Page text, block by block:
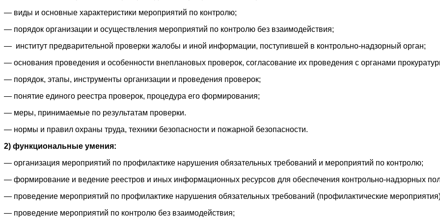
— виды и основные характеристики мероприятий по контролю;
— порядок организации и осуществления мероприятий по контролю без взаимодействия;
— институт предварительной проверки жалобы и иной информации, поступившей в контрольно-надзорный орган;
— основания проведения и особенности внеплановых проверок, согласование их проведения с органами
— порядок, этапы, инструменты организации и проведения проверок;
— понятие единого реестра проверок, процедура его формирования;
— меры, принимаемые по результатам проверки.
— нормы и правил охраны труда, техники безопасности и пожарной безопасности.
2) функциональные умения:
— организация мероприятий по профилактике нарушения обязательных требований и мероприятий по контролю;
— формирование и ведение реестров и иных информационных ресурсов для обеспечения контрольно-надзорных
— проведение мероприятий по профилактике нарушения обязательных требований (профилактические
— проведение мероприятий по контролю без взаимодействия;